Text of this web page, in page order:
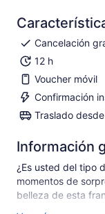
Cancelación
12 h
Voucher móvil
Confirmación
Traslado
Información
¿Es usted del tipo
momentos de
belleza de esta